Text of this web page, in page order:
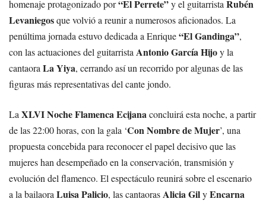
homenaje protagonizado por“El Perrete”y el guitarrista Rubén
Levaniegosque volvió a reunir a numerosos aficionados. La
penúltima jornada estuvo dedicada a Enrique“El Gandinga”,
con las actuaciones del guitarrista Antonio García Hijoy la
cantaora La Yiya, cerrando así un recorrido por algunas de las
figuras más representativas del cante jondo.
La XLVI Noche Flamenca Ecijanaconcluirá esta noche, a partir
de las 22:00 horas, con la gala ‘Con Nombre de Mujer’, una
propuesta concebida para reconocer el papel decisivo que las
mujeres han desempeñado en la conservación, transmisión y
evolución del flamenco. El espectáculo reunirá sobre el escenario
a la bailaora Luisa Palicio, las cantaorasAlicia GilyEncarna